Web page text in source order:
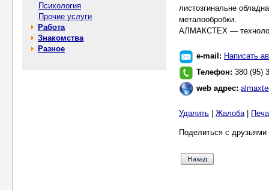
Психология
Прочие услуги
Работа
Знакомства
Разное
листозгинальне
металообробки.
АЛМАКСТЕХ —
e-mail: Написать
Телефон: 380 (95)
web адрес:
Удалить Жалоба|
Поделиться с